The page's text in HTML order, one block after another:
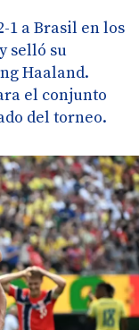
1 a Brasil en los
selló su
Haaland.
el conjunto
del torneo.